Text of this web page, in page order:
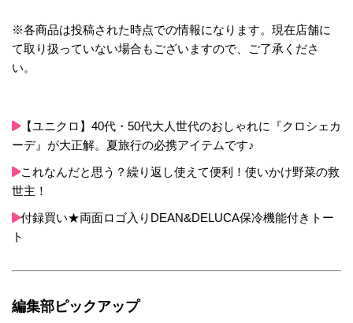
※各商品は投稿された時点での情報になります。現在店舗に
て取り扱っていない場合もございますので、ご了承くださ
い。
【ユニクロ】40代・50代大人世代のおしゃれに『クロシェカ
ーデ』が大正解。夏旅行の必携アイテムです♪
これなんだと思う？繰り返し使えて便利！使いかけ野菜の救
世主！
付録買い★両面ロゴ入りDEAN&DELUCA保冷機能付きトー
ト
編集部ピックアップ